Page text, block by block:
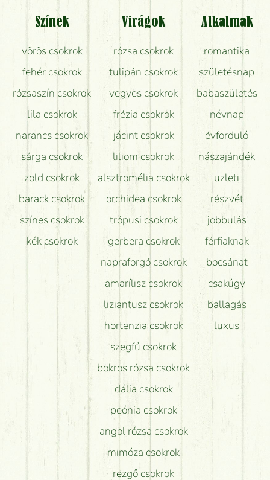
Tényleg azt kapom, ami a képen van?
Mit kell tudni a virágcsokrok szállításáról?
Hogy marad a lehető legtovább friss a csokor?
Tudok adventi koszorút vásárolni boltban?
Színek
vörös csokrok
fehér csokrok
rózsaszín csokrok
lila csokrok
narancs csokrok
sárga csokrok
zöld csokrok
barack csokrok
színes csokrok
kék csokrok
Virágok
rózsa csokrok
tulipán csokrok
vegyes csokrok
frézia csokrok
jácint csokrok
liliom csokrok
alsztromélia csokrok
orchidea csokrok
trópusi csokrok
gerbera csokrok
napraforgó csokrok
amarílisz csokrok
liziantusz csokrok
hortenzia csokrok
szegfű csokrok
bokros rózsa csokrok
dália csokrok
peónia csokrok
angol rózsa csokrok
mimóza csokrok
rezgő csokrok
Alkalmak
romantika
születésnap
babaszületés
névnap
évforduló
nászajándék
üzleti
részvét
jobbulás
férfiaknak
bocsánat
csakúgy
ballagás
luxus